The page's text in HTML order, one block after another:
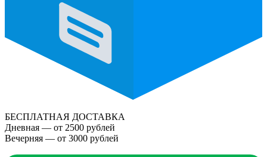
БЕСПЛАТНАЯ ДОСТАВКА
Дневная — от 2500 рублей
Вечерняя — от 3000 рублей